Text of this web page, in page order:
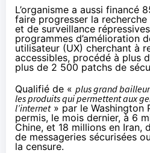
L’organisme a aussi financé
faire progresser la
et de surveillance
programmes d’amélioration
utilisateur (UX) cherchant à
accessibles, procédé à plus
plus de 2 500 patchs de
Qualifié de « plus grand
les produits qui permettent aux
l’internet» par le Washington
permis, le mois dernier, à 6
Chine, et 18 millions en Iran,
de messageries sécurisées
la censure.